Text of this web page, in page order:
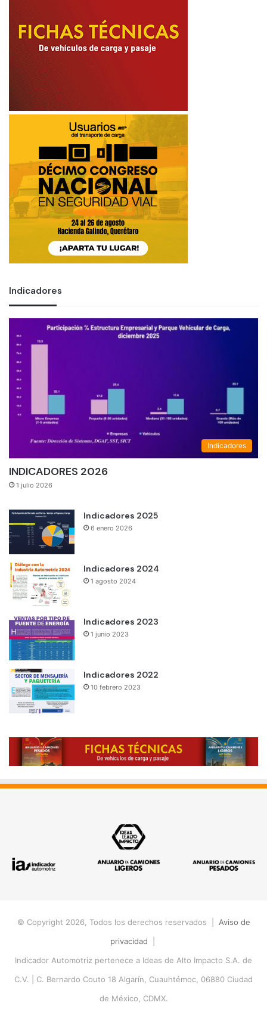
Indicadores
Indicadores
INDICADORES 2026
1 julio 2026
Indicadores 2025
6 enero 2026
Indicadores 2024
1 agosto 2024
Indicadores 2023
1 junio 2023
Indicadores 2022
10 febrero 2023
© Copyright 2026, Todos los derechos reservados | Aviso de
privacidad
Indicador Automotriz pertenece a Ideas de Alto Impacto S.A. de
C.V. | C. Bernardo Couto 18 Algarín, Cuauhtémoc, 06880 Ciudad
de México, CDMX.